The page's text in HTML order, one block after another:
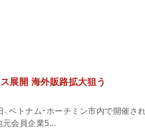
展開 海外販路拡大狙う
ベトナム・ホーチミン市内で開催さ
元会員企業5...